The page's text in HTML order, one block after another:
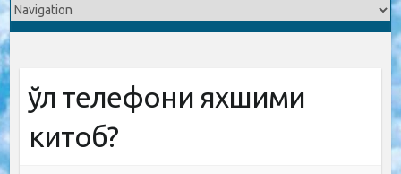
Қўл телефони яхшими
китоб?